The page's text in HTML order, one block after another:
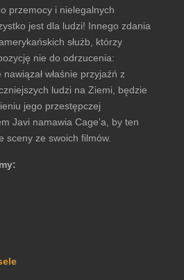
przemocy i nielegalnych
jest dla ludzi! Innego zdania
służb, którzy
nie do odrzucenia:
właśnie przyjaźń z
ludzi na Ziemi, będzie
jego przestępczej
Javi namawia Cage’a, by ten
sceny ze swoich filmów.